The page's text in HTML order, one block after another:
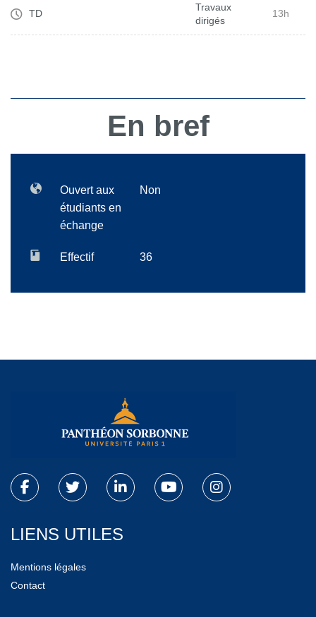
TD
Travaux
dirigés
13h
En bref
Ouvert aux
étudiants en
échange
Non
Effectif 36
LIENS UTILES
Mentions légales
Contact